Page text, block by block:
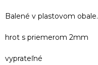
Balené v plastovom obale.
hrot s priemerom 2mm
vyprateľné